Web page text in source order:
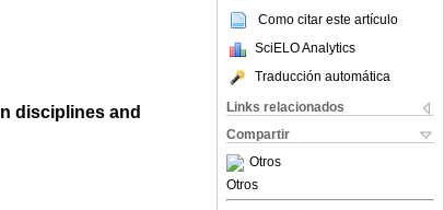
Como citar este artículo
SciELO Analytics
Traducción automática
Links relacionados
Compartir
Otros
Otros
disciplines and